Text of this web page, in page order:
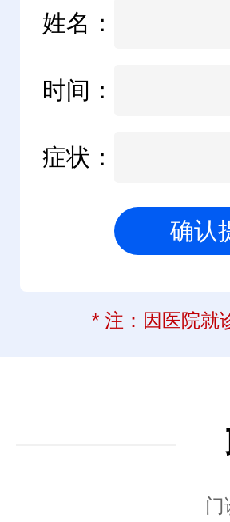
姓名：
时间：
症状：
* 注：因医院就
门